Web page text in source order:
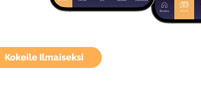
Kokeile Ilmaiseksi